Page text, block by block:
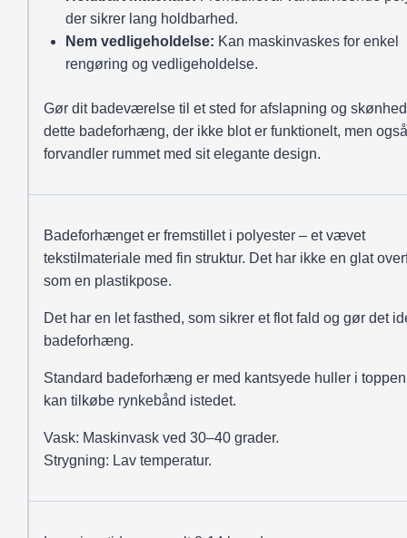
der sikrer lang holdbarhed.
Nem vedligeholdelse: Kan maskinvaskes for enkel
rengøring og vedligeholdelse.
Gør dit badeværelse til et sted for afslapning og
dette badeforhæng, der ikke blot er funktionelt, men også
forvandler rummet med sit elegante design.
Badeforhænget er fremstillet i polyester – et vævet
tekstilmateriale med fin struktur. Det har ikke en glat
som en plastikpose.
Det har en let fasthed, som sikrer et flot fald og gør det
badeforhæng.
Standard badeforhæng er med kantsyede huller i
kan tilkøbe rynkebånd istedet.
Vask: Maskinvask ved 30–40 grader.
Strygning: Lav temperatur.